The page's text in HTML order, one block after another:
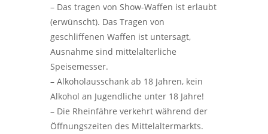
– Das tragen von Show-Waffen ist erlaubt
(erwünscht). Das Tragen von
geschliffenen Waffen ist untersagt,
Ausnahme sind mittelalterliche
Speisemesser.
– Alkoholausschank ab 18 Jahren, kein
Alkohol an Jugendliche unter 18 Jahre!
– Die Rheinfähre verkehrt während der
Öffnungszeiten des Mittelaltermarkts.